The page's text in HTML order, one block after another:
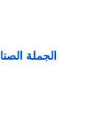
الجملة